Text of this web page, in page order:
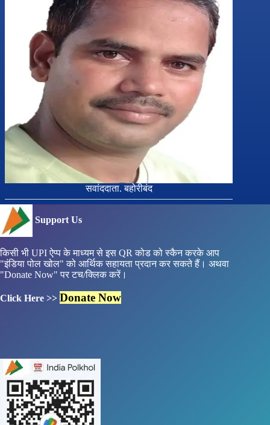
सवांददाता. बहोरीबंद
Support Us
किसी भी UPI ऐप्प के माध्यम से इस QR कोड को स्कैन करके आप
"इंडिया पोल खोल" को आर्थिक सहायता प्रदान कर सकते हैं। अथवा
"Donate Now" पर टच/क्लिक करें।
Click Here >> Donate Now